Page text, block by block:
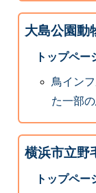
大島公園動
トップペー
鳥イン
た一部
横浜市立野
トップペー